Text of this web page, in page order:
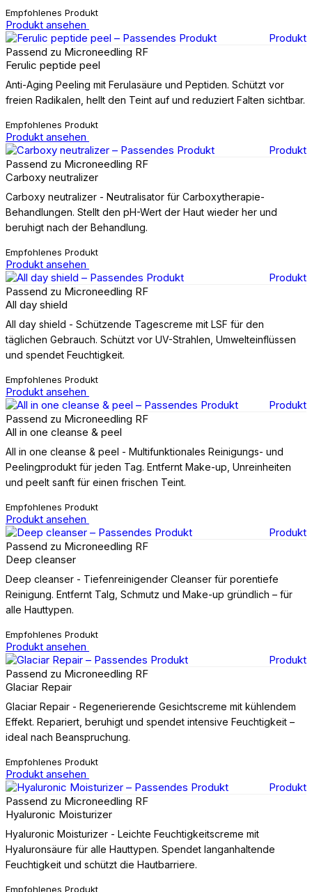
Empfohlenes Produkt
Produkt ansehen
Produkt
Passend zu Microneedling RF
Ferulic peptide peel
Anti-Aging Peeling mit Ferulasäure und Peptiden. Schützt vor
freien Radikalen, hellt den Teint auf und reduziert Falten sichtbar.
Empfohlenes Produkt
Produkt ansehen
Produkt
Passend zu Microneedling RF
Carboxy neutralizer
Carboxy neutralizer - Neutralisator für Carboxytherapie-
Behandlungen. Stellt den pH-Wert der Haut wieder her und
beruhigt nach der Behandlung.
Empfohlenes Produkt
Produkt ansehen
Produkt
Passend zu Microneedling RF
All day shield
All day shield - Schützende Tagescreme mit LSF für den
täglichen Gebrauch. Schützt vor UV-Strahlen, Umwelteinflüssen
und spendet Feuchtigkeit.
Empfohlenes Produkt
Produkt ansehen
Produkt
Passend zu Microneedling RF
All in one cleanse & peel
All in one cleanse & peel - Multifunktionales Reinigungs- und
Peelingprodukt für jeden Tag. Entfernt Make-up, Unreinheiten
und peelt sanft für einen frischen Teint.
Empfohlenes Produkt
Produkt ansehen
Produkt
Passend zu Microneedling RF
Deep cleanser
Deep cleanser - Tiefenreinigender Cleanser für porentiefe
Reinigung. Entfernt Talg, Schmutz und Make-up gründlich – für
alle Hauttypen.
Empfohlenes Produkt
Produkt ansehen
Produkt
Passend zu Microneedling RF
Glaciar Repair
Glaciar Repair - Regenerierende Gesichtscreme mit kühlendem
Effekt. Repariert, beruhigt und spendet intensive Feuchtigkeit –
ideal nach Beanspruchung.
Empfohlenes Produkt
Produkt ansehen
Produkt
Passend zu Microneedling RF
Hyaluronic Moisturizer
Hyaluronic Moisturizer - Leichte Feuchtigkeitscreme mit
Hyaluronsäure für alle Hauttypen. Spendet langanhaltende
Feuchtigkeit und schützt die Hautbarriere.
Empfohlenes Produkt